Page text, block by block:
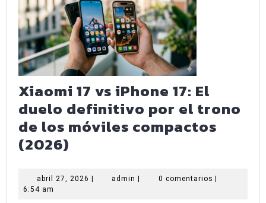
Xiaomi 17 vs iPhone 17: El
duelo definitivo por el trono
de los móviles compactos
(2026)
vs
abril 27, 2026 abril
admin admin0 comentarios
6:54 am